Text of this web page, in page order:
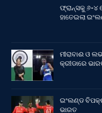
ଫ୍ରାନ୍ସକୁ ୬-୪
ହାତେଇଲା
ମୀରାବାଈ ଓ
କ୍ରୀଡାରେ
ଇଂଲଣ୍ଡ
ଭାରତ